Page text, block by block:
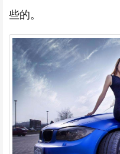
些的。